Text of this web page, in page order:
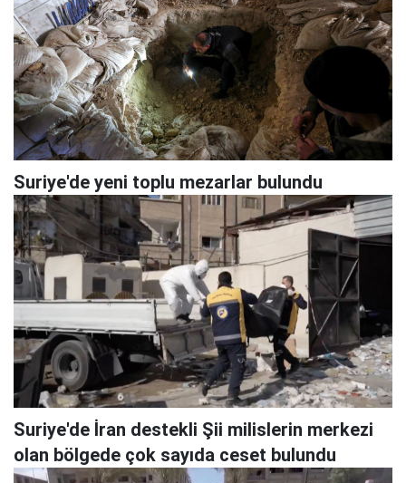
Suriye'de yeni toplu mezarlar bulundu
Suriye'de İran destekli Şii milislerin merkezi
olan bölgede çok sayıda ceset bulundu